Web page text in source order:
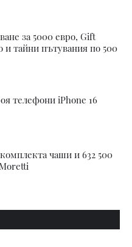
за 5000 евро, Gift
и тайни пътувания по 500
телефони iPhone 16
чаши и 632 500